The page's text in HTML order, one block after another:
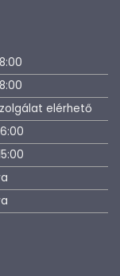
elérhető